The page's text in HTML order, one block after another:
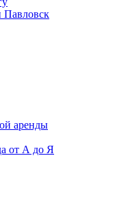
Павловск
аренды
от А до Я